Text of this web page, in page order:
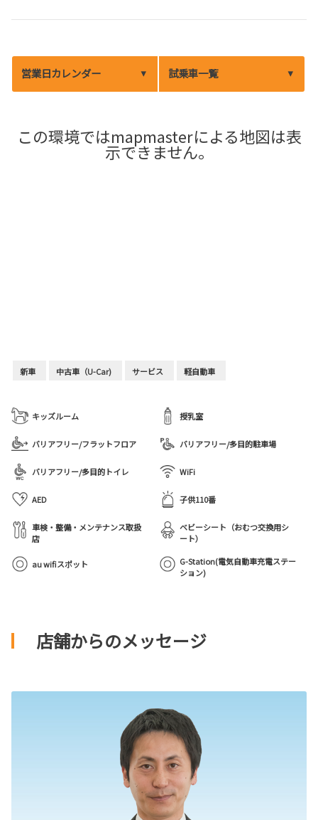
営業日カレンダー 試乗車一覧
新車 中古車（U-Car) サービス 軽自動車
キッズルーム 授乳室
バリアフリー/フラットフロア バリアフリー/多目的駐車場
バリアフリー/多目的トイレ WiFi
AED 子供110番
車検・整備・メンテナンス取扱
店
ベビーシート（おむつ交換用シ
ート）
au wifiスポット
G-Station(電気自動車充電ステー
ション)
この環境ではmapmasterによる地図は表
示できません。
店舗からのメッセージ